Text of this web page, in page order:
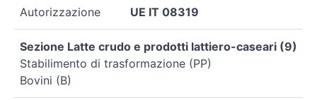
Autorizzazione UE IT 08319
Sezione Latte crudo e prodotti lattiero-caseari (9)
Stabilimento di trasformazione (PP)
Bovini (B)